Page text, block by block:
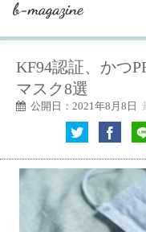
KF94認証、かつ
マスク8選
公開日：2021年8月8日